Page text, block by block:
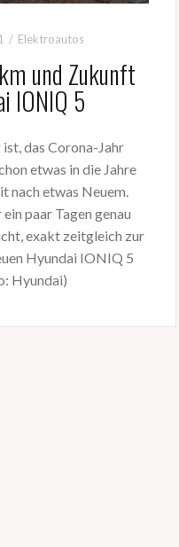
Elektroautos
und Zukunft
IONIQ 5
das Corona-Jahr
etwas in die Jahre
nach etwas Neuem.
paar Tagen genau
exakt zeitgleich zur
Hyundai IONIQ 5
Hyundai)